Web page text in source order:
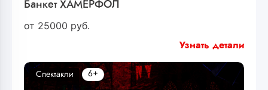
Банкет ХАМЕРФОЛ
от 25000 руб.
Узнать детали
Спектакли 6+